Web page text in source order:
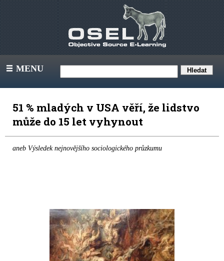
III MENU
51 % mladých v USA věří, že lidstvo
může do 15 let vyhynout
aneb Výsledek nejnovějšího sociologického průzkumu